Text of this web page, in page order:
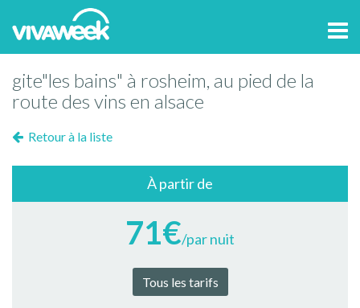
gite"les bains" à rosheim, au pied de la
route des vins en alsace
Retour à la liste
À partir de
71€/par nuit
Tous les tarifs